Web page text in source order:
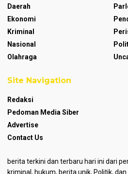
Daerah
Ekonomi
Kriminal
Nasional
Olahraga
Site Navigation
Redaksi
Pedoman Media Siber
Advertise
Contact Us
berita terkini dan terbaru hari ini dari
kriminal, hukum, berita unik, Politik,